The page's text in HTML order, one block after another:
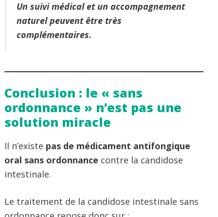
Un suivi médical et un accompagnement
naturel peuvent être très
complémentaires.
Conclusion : le « sans
ordonnance » n’est pas une
solution miracle
Il n’existe pas de médicament antifongique
oral sans ordonnance contre la candidose
intestinale.
Le traitement de la candidose intestinale sans